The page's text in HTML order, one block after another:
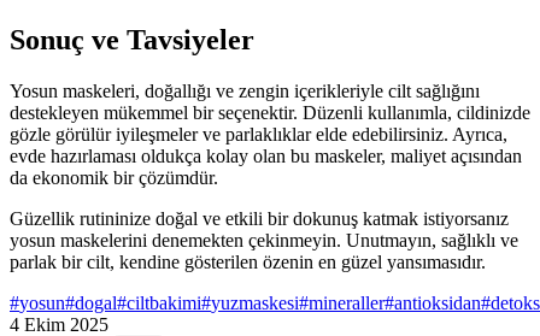
Sonuç ve Tavsiyeler
Yosun maskeleri, doğallığı ve zengin içerikleriyle cilt sağlığını
destekleyen mükemmel bir seçenektir. Düzenli kullanımla, cildinizde
gözle görülür iyileşmeler ve parlaklıklar elde edebilirsiniz. Ayrıca,
evde hazırlaması oldukça kolay olan bu maskeler, maliyet açısından
da ekonomik bir çözümdür.
Güzellik rutininize doğal ve etkili bir dokunuş katmak istiyorsanız
yosun maskelerini denemekten çekinmeyin. Unutmayın, sağlıklı ve
parlak bir cilt, kendine gösterilen özenin en güzel yansımasıdır.
#yosun#dogal#ciltbakimi#yuzmaskesi#mineraller#antioksidan#detoks
4 Ekim 2025